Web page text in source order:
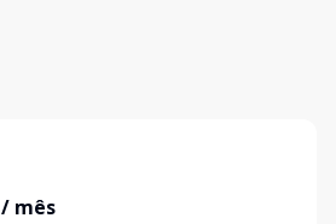
/ mês